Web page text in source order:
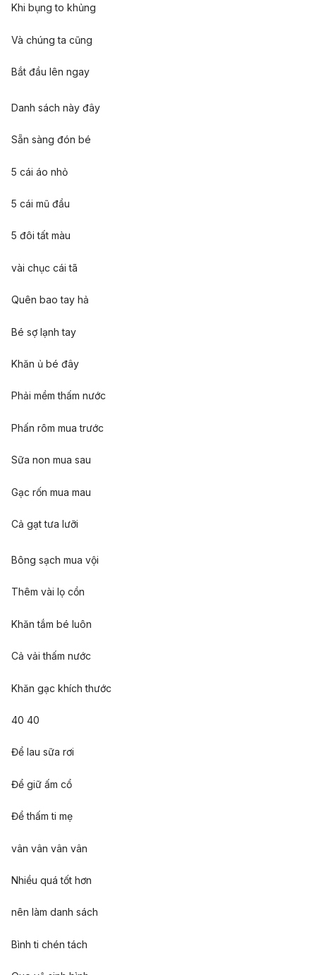
Khi bụng to khủng
Và chúng ta cũng
Bắt đầu lên ngay
Danh sách này đây
Sẵn sàng đón bé
5 cái áo nhỏ
5 cái mũ đầu
5 đôi tất màu
vài chục cái tã
Quên bao tay hả
Bé sợ lạnh tay
Khăn ủ bé đây
Phải mềm thấm nước
Phấn rôm mua trước
Sữa non mua sau
Gạc rốn mua mau
Cả gạt tưa lưỡi
Bông sạch mua vội
Thêm vài lọ cồn
Khăn tắm bé luôn
Cả vải thấm nước
Khăn gạc khích thước
40 40
Để lau sữa rơi
Để giữ ấm cổ
Để thấm ti mẹ
vân vân vân vân
Nhiều quá tốt hơn
nên làm danh sách
Bình ti chén tách